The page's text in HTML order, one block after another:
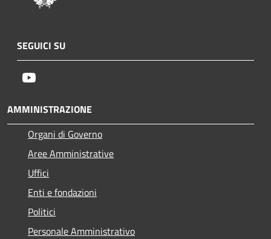
SEGUICI SU
AMMINISTRAZIONE
Organi di Governo
Aree Amministrative
Uffici
Enti e fondazioni
Politici
Personale Amministrativo